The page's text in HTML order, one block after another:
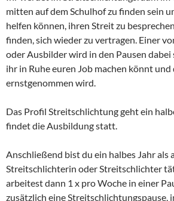
mitten auf dem Schulhof zu finden sein
helfen können, ihren Streit zu
finden, sich wieder zu vertragen. Einer
oder Ausbilder wird in den Pausen dabei
ihr in Ruhe euren Job machen könnt
ernstgenommen wird.
Das Profil Streitschlichtung geht ein
findet die Ausbildung statt.
Anschließend bist du ein halbes Jahr als
Streitschlichterin oder Streitschlichter
arbeitest dann 1 x pro Woche in einer
zusätzlich eine Streitschlichtungspause,